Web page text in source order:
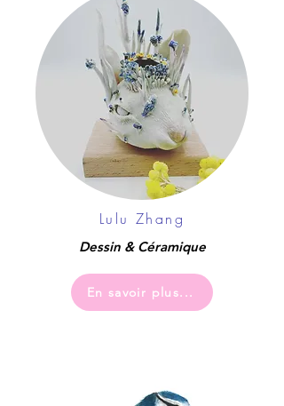
Lulu Zhang
Dessin & Céramique
En savoir plus...